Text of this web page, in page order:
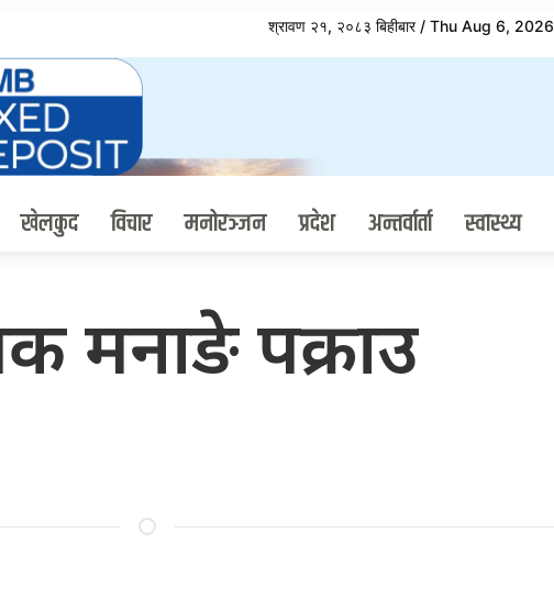
श्रावण २१, २०८३ बिहीबार / Thu Aug 6, 2026
खेलकुद विचार मनोरञ्जन प्रदेश अन्तर्वार्ता स्वास्थ्य
मनाङे पक्राउ